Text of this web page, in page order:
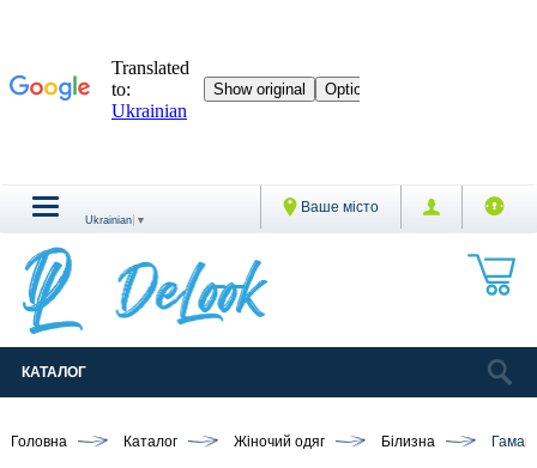
Ваше місто
Ukrainian ▼
КАТАЛОГ
Головна Каталог Жіночий одяг Білизна